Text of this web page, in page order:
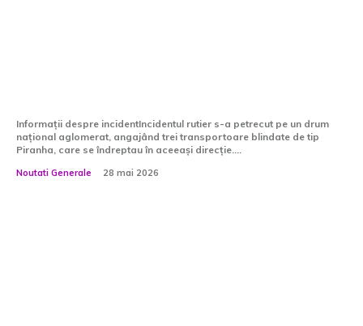
Informații despre incidentIncidentul rutier s-a petrecut pe un drum
național aglomerat, angajând trei transportoare blindate de tip
Piranha, care se îndreptau în aceeași direcție....
Noutati Generale 28 mai 2026